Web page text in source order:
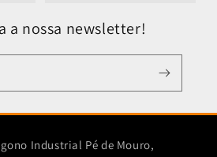
a nossa newsletter!
Industrial Pé de Mouro,